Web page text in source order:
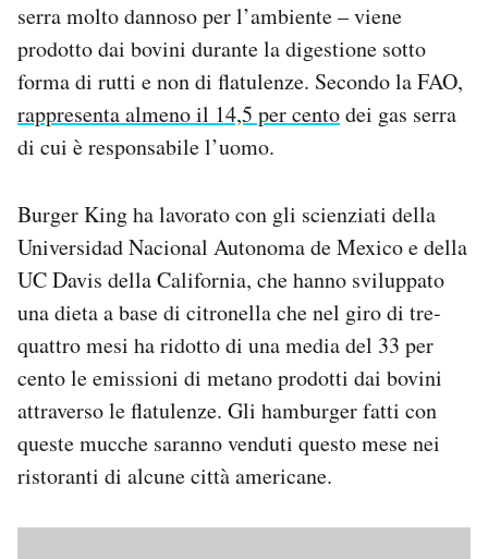
AREA PERSONALE
Area Personale
Newsletter
Notifiche mobile
Hai bisogno di aiuto?
serra molto dannoso per l’ambiente – viene
prodotto dai bovini durante la digestione sotto
forma di rutti e non di flatulenze. Secondo la FAO,
rappresenta almeno il 14,5 per centodei gas serra
di cui è responsabile l’uomo.
Burger King ha lavorato con gli scienziati della
Universidad Nacional Autonoma de Mexico e della
UC Davis della California, che hanno sviluppato
una dieta a base di citronella che nel giro di tre-
quattro mesi ha ridotto di una media del 33 per
cento le emissioni di metano prodotti dai bovini
attraverso le flatulenze. Gli hamburger fatti con
queste mucche saranno venduti questo mese nei
ristoranti di alcune città americane.